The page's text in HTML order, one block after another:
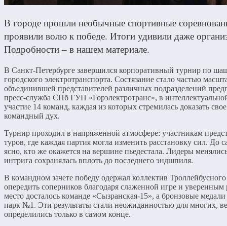
В городе прошли необычные спортивные
проявили волю к победе. Итоги удивили даже
Подробности – в нашем материале.
В Санкт-Петербурге завершился корпоративный турнир по
городского электротранспорта. Состязание стало частью
объединившей представителей различных подразделений
пресс-служба СПб ГУП «Горэлектротранс», в
участие 14 команд, каждая из которых стремилась доказать
командный дух.
Турнир проходил в напряженной атмосфере: участникам
туров, где каждая партия могла изменить расстановку сил. До
ясно, кто же окажется на вершине пьедестала. Лидеры
интрига сохранялась вплоть до последнего эндшпиля.
В командном зачете победу одержал коллектив
опередить соперников благодаря слаженной игре и
место досталось команде «Сызранская-15», а бронзовые
парк №1. Эти результаты стали неожиданностью для многих,
определились только в самом конце.